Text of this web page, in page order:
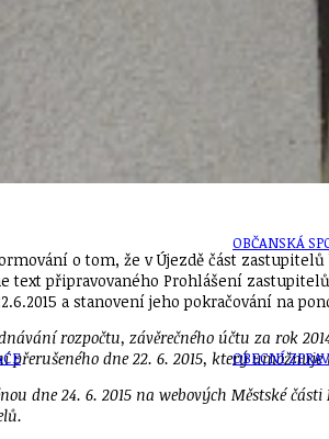
NEZAŘAZENÉ
OBČANSKÁ
OBECNÍ
o tom, že v Újezdě část
text připravovaného Prohlášení
a stanovení jeho pokračování na
rozpočtu, závěrečného účtu za rok
přerušeného dne 22. 6. 2015, který
dne 24. 6. 2015 na webových Městské